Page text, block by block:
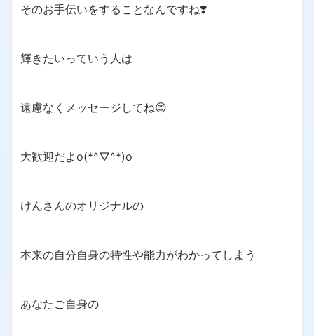
そのお手伝いをすることなんですね❣️
輝きたいっていう人は
遠慮なくメッセージしてね😊
大歓迎だよo(*^▽^*)o
けんさんのオリジナルの
本来の自分自身の特性や能力がわかってしまう
あなたご自身の